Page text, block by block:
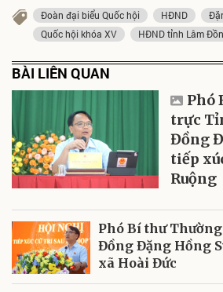
Đoàn đại biểu Quốc hội HĐND
Quốc hội khóa XV
HĐND tỉnh Lâm
BÀI LIÊN QUAN
Phó
trực
Đồng
tiếp
Ruộng
Phó Bí thư
Đồng Đặng Hồng
xã Hoài Đức